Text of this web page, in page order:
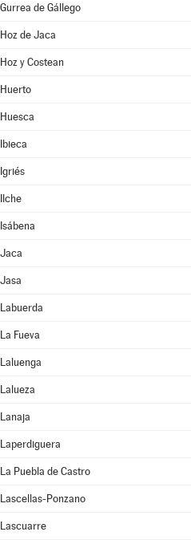
Gurrea de Gállego
Hoz de Jaca
Hoz y Costean
Huerto
Huesca
Ibieca
Igriés
Ilche
Isábena
Jaca
Jasa
Labuerda
La Fueva
Laluenga
Lalueza
Lanaja
Laperdiguera
La Puebla de Castro
Lascellas-Ponzano
Lascuarre